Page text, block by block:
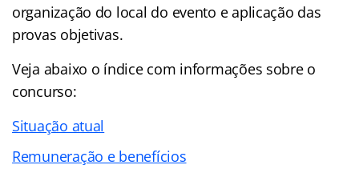
organização do local do evento e aplicação das
provas objetivas.
Veja abaixo o índicecom informações sobre o
concurso:
Situação atual
Remuneração e benefícios